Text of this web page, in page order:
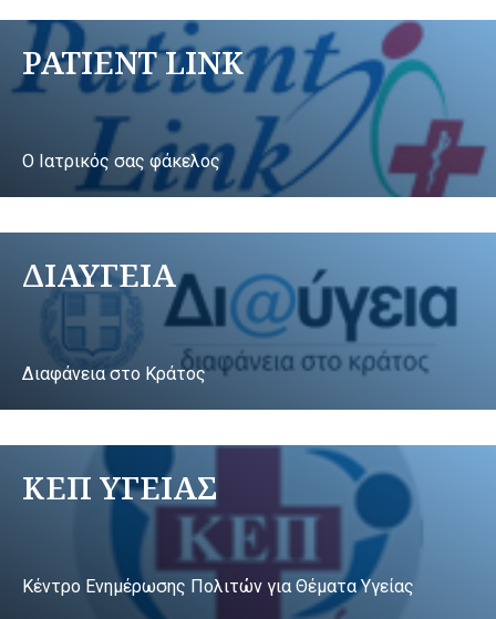
PATIENT LINK
Ο Ιατρικός σας φάκελος
ΔΙΑΥΓΕΙΑ
Διαφάνεια στο Κράτος
ΚΕΠ ΥΓΕΙΑΣ
Κέντρο Ενημέρωσης Πολιτών για Θέματα Υγείας